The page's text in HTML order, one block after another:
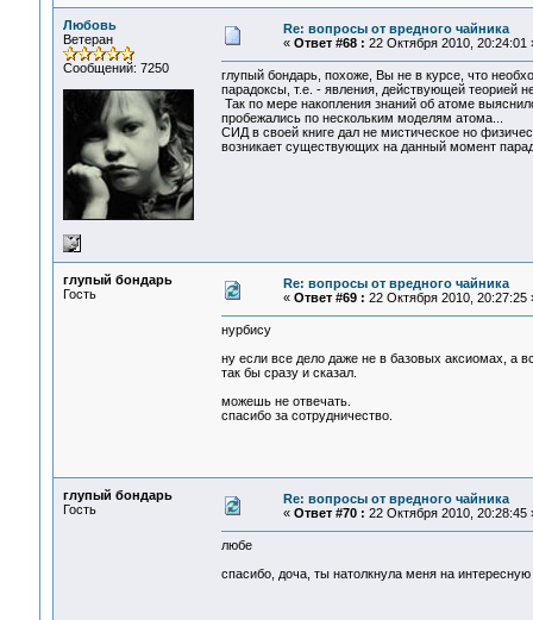
Любовь
Ветеран
Сообщений: 7250
Re: вопросы от вредного чайника
« Ответ #68 : 22 Октября 2010, 20:24:01
глупый бондарь, похоже, Вы не в курсе, что
парадоксы, т.е. - явления, действующей теорией
Так по мере накопления знаний об атоме
пробежались по нескольким моделям атома...
СИД в своей книге дал не мистическое но
возникает существующих на данный момент
глупый бондарь
Гость
Re: вопросы от вредного чайника
« Ответ #69 : 22 Октября 2010, 20:27:25
нурбису
ну если все дело даже не в базовых аксиомах, а
так бы сразу и сказал.
можешь не отвечать.
спасибо за сотрудничество.
глупый бондарь
Гость
Re: вопросы от вредного чайника
« Ответ #70 : 22 Октября 2010, 20:28:45
любе
спасибо, доча, ты натолкнула меня на